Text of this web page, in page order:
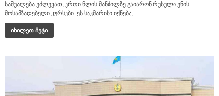
საშუალება ეძლევათ, ერთი წლის მანძილზე გაიარონ რუსული ენის
მოსამზადებელი კურსები. ეს საკმარისი იქნება,...
იხილეთ მეტი